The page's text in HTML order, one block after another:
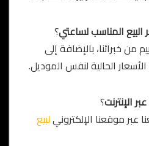
المناسب لساعتي؟
خبرائنا، بالإضافة إلى
الحالية لنفس الموديل.
الإنترنت؟
عبر موقعنا الإلكترونيلبيع